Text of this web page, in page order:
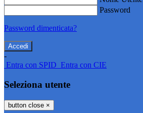
Password
Password dimenticata?
-
Entra con SPID Entra con CIE
Seleziona utente
button close ×